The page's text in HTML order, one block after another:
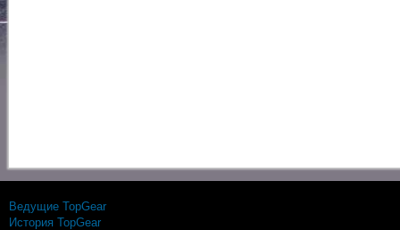
Ведущие TopGear
История TopGear